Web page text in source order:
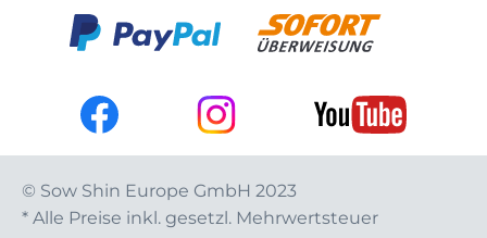
© Sow Shin Europe GmbH 2023
* Alle Preise inkl. gesetzl. Mehrwertsteuer